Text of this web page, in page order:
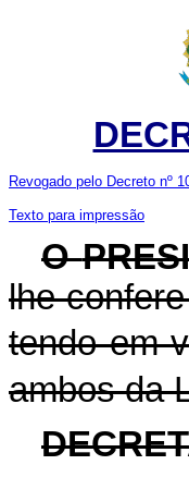
Revogado pelo Decreto nº
Texto para impressão
O
lhe
tendo em
ambos da